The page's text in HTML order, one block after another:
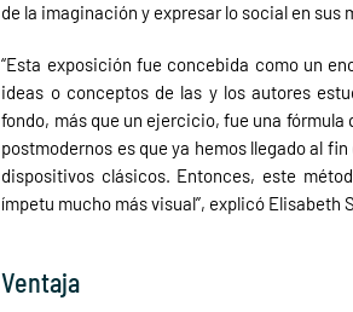
de la imaginación y expresar lo social en
“Esta exposición fue concebida como un
ideas o conceptos de las y los autores
fondo, más que un ejercicio, fue una
postmodernos es que ya hemos llegado al
dispositivos clásicos. Entonces, este
ímpetu mucho más visual”, explicó Elisabeth
Ventaja